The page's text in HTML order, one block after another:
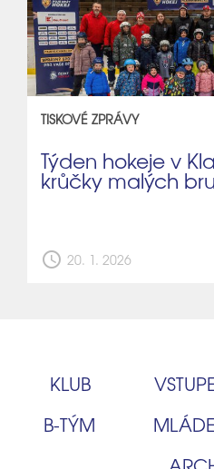
TISKOVÉ ZPRÁVY
Týden hokeje v
krůčky malých
schedule 20. 1. 2026
KLUB
B‑TÝM